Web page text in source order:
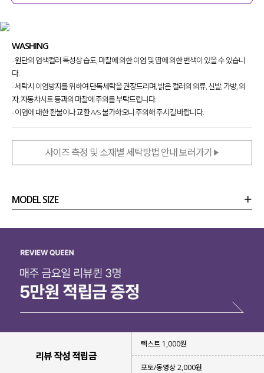
WASHING
- 원단의 염색컬러 특성상 습도, 마찰에 의한 이염 및 땀에 의한 변색이 있을 수 있습니
다.
- 세탁시 이염방지를 위하여 단독세탁을 권장드리며, 밝은 컬러의 의류, 신발, 가방, 의
자, 자동차시트 등과의 마찰에 주의를 부탁드립니다.
- 이염에 대한 환불이나 교환 A/S 불가하오니 주의해 주시길 바랍니다.
사이즈 측정 및 소재별 세탁방법 안내 보러가기
MODEL SIZE
리뷰 작성 적립금
텍스트 1,000원
포토/동영상 2,000원